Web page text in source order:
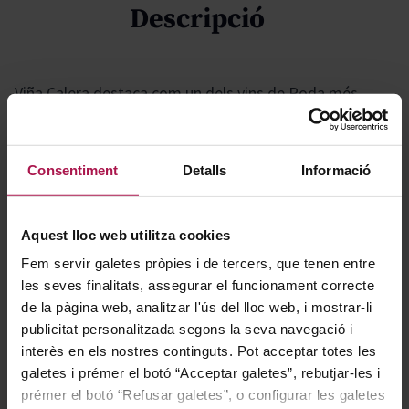
Consentiment Detalls Informació
Aquest lloc web utilitza cookies
Fem servir galetes pròpies i de tercers, que tenen entre
les seves finalitats, assegurar el funcionament correcte
de la pàgina web, analitzar l'ús del lloc web, i mostrar-li
publicitat personalitzada segons la seva navegació i
interès en els nostres continguts. Pot acceptar totes les
galetes i prémer el botó “Acceptar galetes”, rebutjar-les i
prémer el botó “Refusar galetes”, o configurar les galetes
Descripció
Viña Calera destaca com un dels vins de Roda més
frescos i aromàtics, oferint una expressió vibrant i
elegant que ressalta les millors qualitats de la
denominació.
Gastronomía
Gràcies a la seva frescor i perfil aromàtic, els blancs
joves de Rueda resulten ideals per acompanyar marisc,
peix, arrossos lleugers, amanides fresques i pastes
suaus. També mariden a la perfecció amb aperitius,